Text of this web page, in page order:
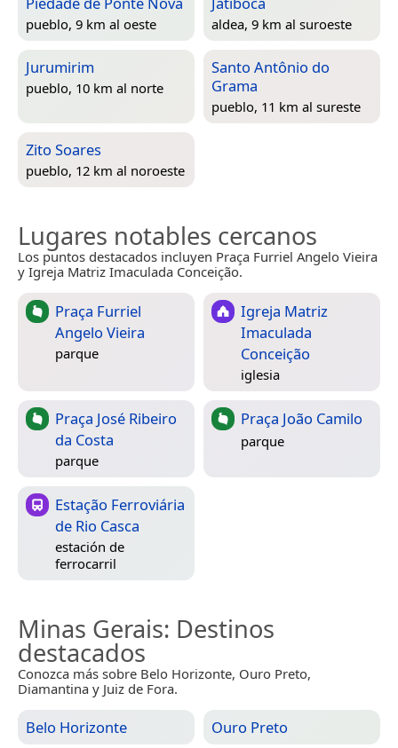
pueblo, 9 km al oeste aldea, 9 km al suroeste
Jurumirim
pueblo, 10 km al norte
Santo Antônio do
Grama
pueblo, 11 km al sureste
Zito Soares
pueblo, 12 km al noroeste
Lugares notables cercanos
Los puntos destacados incluyen Praça Furriel Angelo Vieira
y Igreja Matriz Imaculada Conceição.
Praça Furriel
Angelo Vieira
parque
Igreja Matriz
Imaculada
Conceição
iglesia
Praça José Ribeiro
da Costa
parque
Praça João Camilo
parque
Estação Ferroviária
de Rio Casca
estación de
ferrocarril
Minas Gerais: Destinos
destacados
Conozca más sobre Belo Horizonte, Ouro Preto,
Diamantina y Juiz de Fora.
Belo Horizonte Ouro Preto